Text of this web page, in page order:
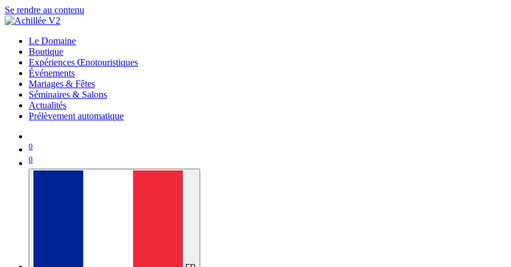
Se rendre au contenu
Le Domaine
Boutique
Expériences Œnotouristiques
Événements
Mariages & Fêtes
Séminaires & Salons
Actualités
Prélèvement automatique
0
0